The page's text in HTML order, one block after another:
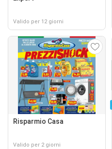
Valido per 12 giorni
Risparmio Casa
Valido per 2 giorni